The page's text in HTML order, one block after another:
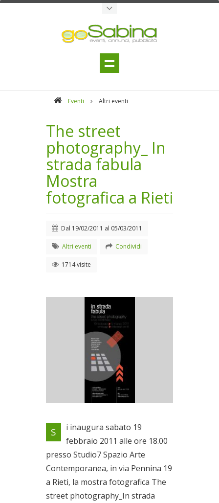
Eventi Altri eventi
The street
photography_ In
strada fabula
Mostra
fotografica a Rieti
Dal 19/02/2011 al 05/03/2011
Altri eventi Condividi
1714 visite
Locandina evento
Dal 19/02/2011 al
05/03/2011
S
i inaugura sabato 19
febbraio 2011 alle ore 18.00
presso Studio7 Spazio Arte
Contemporanea, in via Pennina 19
a Rieti, la mostra fotografica The
street photography_In strada